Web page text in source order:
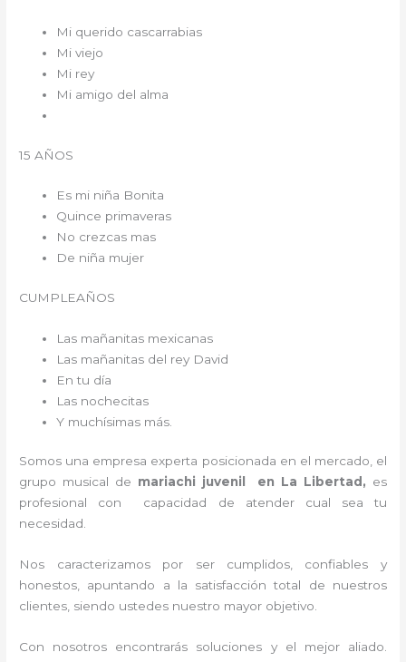
Mi querido cascarrabias
Mi viejo
Mi rey
Mi amigo del alma
15 AÑOS
Es mi niña Bonita
Quince primaveras
No crezcas mas
De niña mujer
CUMPLEAÑOS
Las mañanitas mexicanas
Las mañanitas del rey David
En tu día
Las nochecitas
Y muchísimas más.
Somos una empresa experta posicionada en el mercado, el
grupo musical de mariachi juvenil en La Libertad, es
profesional con capacidad de atender cual sea tu
necesidad.
Nos caracterizamos por ser cumplidos, confiables y
honestos, apuntando a la satisfacción total de nuestros
clientes, siendo ustedes nuestro mayor objetivo.
Con nosotros encontrarás soluciones y el mejor aliado.